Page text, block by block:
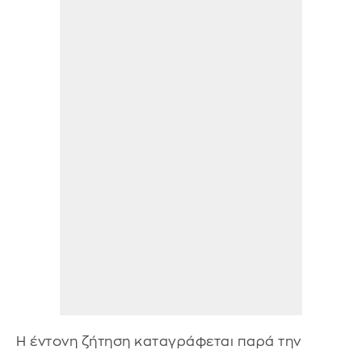
Η έντονη ζήτηση καταγράφεται παρά την